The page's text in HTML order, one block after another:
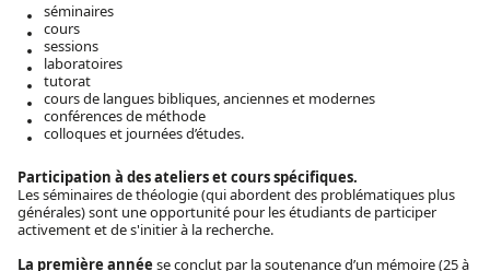
séminaires
cours
sessions
laboratoires
tutorat
cours de langues bibliques, anciennes et modernes
conférences de méthode
colloques et journées d’études.
Participation à des ateliers et cours spécifiques.
Les séminaires de théologie (qui abordent des problématiques plus
générales) sont une opportunité pour les étudiants de participer
activement et de s'initier à la recherche.
La première année se conclut par la soutenance d’un mémoire (25 à